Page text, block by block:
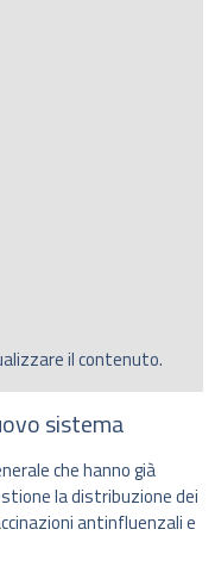
il contenuto.
sistema
che hanno già
la distribuzione dei
antinfluenzali e